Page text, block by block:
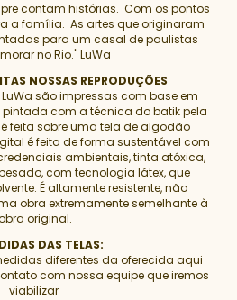
contam histórias. Com os pontos
a família. As artes que originaram
para um casal de paulistas
no Rio." LuWa
NOSSAS REPRODUÇÕES
são impressas com base em
com a técnica do batik pela
feita sobre uma tela de algodão
é feita de forma sustentável com
ambientais, tinta atóxica,
com tecnologia látex, que
É altamente resistente, não
obra extremamente semelhante à
original.
DAS TELAS:
diferentes da oferecida aqui
com nossa equipe que iremos
viabilizar